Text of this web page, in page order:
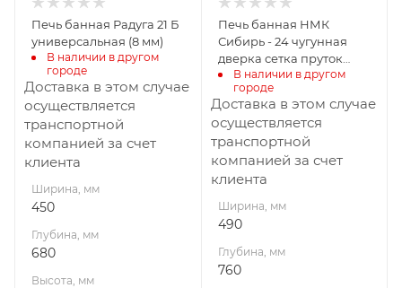
Сталь
Вид топлива
Дрова
Диаметр дымохода,
мм
115
Длина дров, мм
620
Масса камней, кг
50
Гарантия, мес.
12
Печь банная Радуга 21 Б
универсальная (8 мм)
В наличии в другом
городе
Доставка в этом случае
осуществляется
транспортной
компанией за счет
клиента
Ширина, мм
450
Глубина, мм
680
Высота, мм
Чугун
Вид топлива
Дрова
Диаметр дымохода,
мм
115
Длина дров, мм
450
180
12
Печь банная НМК
Сибирь - 24 чугунная
дверка сетка пруток
панорама
В наличии в другом
городе
Доставка в этом случае
осуществляется
транспортной
компанией за счет
клиента
Ширина, мм
490
Глубина, мм
760